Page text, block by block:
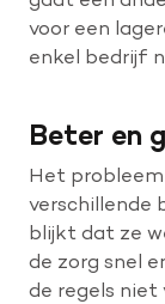
voor een
enkel bedrijf
Beter en
Het
verschillende
blijkt dat ze
de zorg snel
de regels niet